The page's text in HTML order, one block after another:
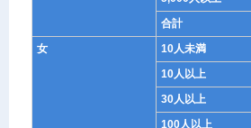
合計
女
10人未満
10人以上
30人以上
100人以上